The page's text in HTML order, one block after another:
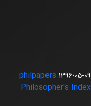
1396-05-09